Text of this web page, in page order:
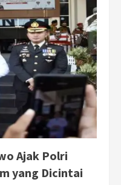
Ajak Polri
yang Dicintai